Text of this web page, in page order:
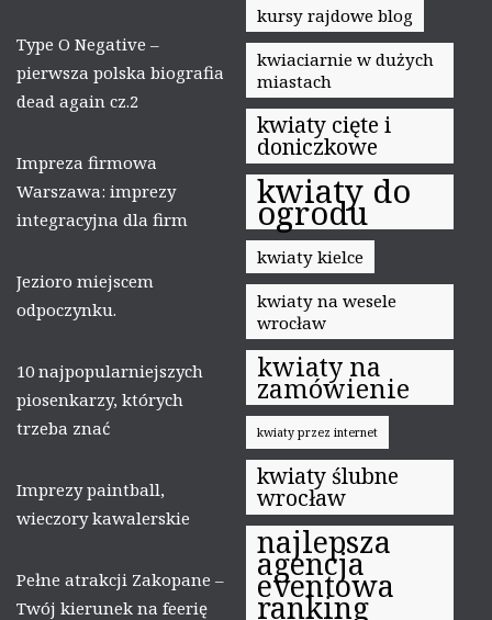
Type O Negative –
pierwsza polska biografia
dead again cz.2
Impreza firmowa
Warszawa: imprezy
integracyjna dla firm
Jezioro miejscem
odpoczynku.
10 najpopularniejszych
piosenkarzy, których
trzeba znać
Imprezy paintball,
wieczory kawalerskie
Pełne atrakcji Zakopane –
Twój kierunek na feerię
kursy rajdowe blog
kwiaciarnie w dużych
miastach
kwiaty cięte i
doniczkowe
kwiaty do
ogrodu
kwiaty kielce
kwiaty na wesele
wrocław
kwiaty na
zamówienie
kwiaty przez internet
kwiaty ślubne
wrocław
najlepsza
agencja
eventowa
ranking